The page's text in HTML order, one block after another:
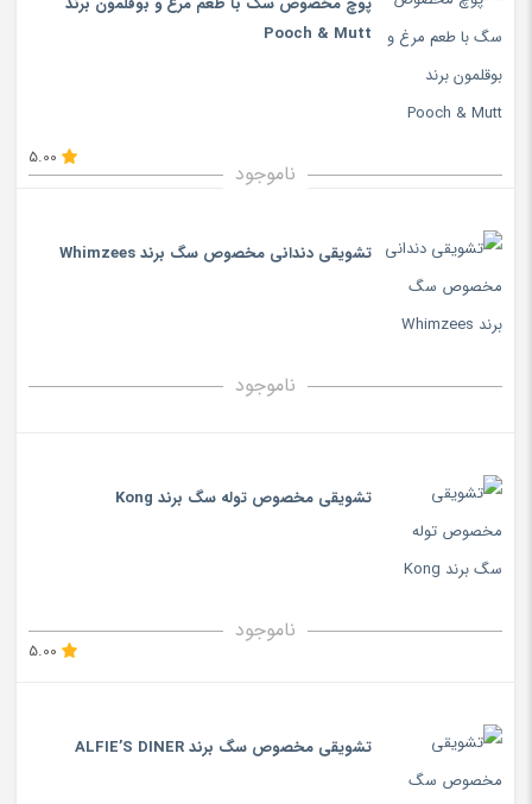
Pooch & Mutt
ناموجود
5.00
تشویقی دندانی مخصوص سگ برند Whimzees
ناموجود
تشویقی مخصوص توله سگ برند Kong
ناموجود
5.00
تشویقی مخصوص سگ برند ALFIE’S DINER